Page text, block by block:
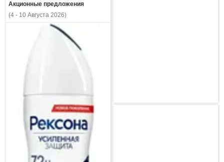
Акционные предложения
(4 - 10 Августа 2026)